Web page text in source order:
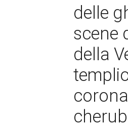
delle
scene
della